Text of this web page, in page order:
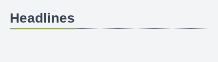
Headlines